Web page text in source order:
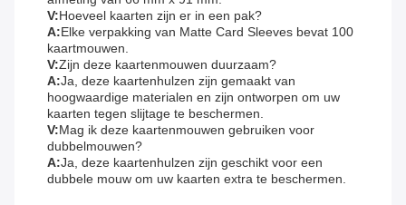
V:Hoeveel kaarten zijn er in een pak?
A:Elke verpakking van Matte Card Sleeves bevat 100
kaartmouwen.
V:Zijn deze kaartenmouwen duurzaam?
A:Ja, deze kaartenhulzen zijn gemaakt van
hoogwaardige materialen en zijn ontworpen om uw
kaarten tegen slijtage te beschermen.
V:Mag ik deze kaartenmouwen gebruiken voor
dubbelmouwen?
A:Ja, deze kaartenhulzen zijn geschikt voor een
dubbele mouw om uw kaarten extra te beschermen.